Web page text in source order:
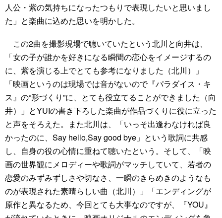
人公・紫の気持ちになったつもりで表現したいと思いまし
た」と楽曲に込めた思いを明かした。
この2曲を撮影現場で聴いていたという北川と向井は、
「女の子が誰かを好きになる瞬間の恋心をイメージするの
に、紫を演じる上でとても参考になりました（北川）」
「映画というのは現場では音がないので『パラダイス・キ
ス』の“形づくり”に、とても役立てることができました（向
井）」とYUIの書き下ろした楽曲が作品づくりに役に立った
と声をそろえた。また北川は、「いっそ出逢わなければ良
かったのに、Say hello,Say good bye」という歌詞に共感
し、自身の役の心情に重ねて聴いたという。そして、「映
画の世界観にメロディーや歌詞がマッチしていて、若者の
恋愛のみずみずしさや切なさ、一瞬のきらめきのようなも
のが表現された素晴らしい曲（北川）」「エンディングが
原作と異なるため、今回とても大事なのですが、『YOU』